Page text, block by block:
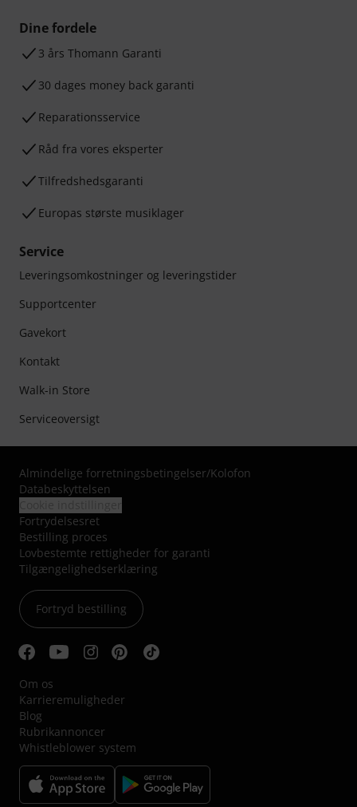
Dine fordele
3 års Thomann Garanti
30 dages money back garanti
Reparationsservice
Råd fra vores eksperter
Tilfredshedsgaranti
Europas største musiklager
Service
Leveringsomkostninger og leveringstider
Supportcenter
Gavekort
Kontakt
Walk-in Store
Serviceoversigt
Almindelige forretningsbetingelser/Kolofon
Databeskyttelsen
Fortrydelsesret
Bestilling proces
Lovbestemte rettigheder for garanti
Tilgængelighedserklæring
Fortryd bestilling
Om os
Karrieremuligheder
Blog
Rubrikannoncer
Whistleblower system